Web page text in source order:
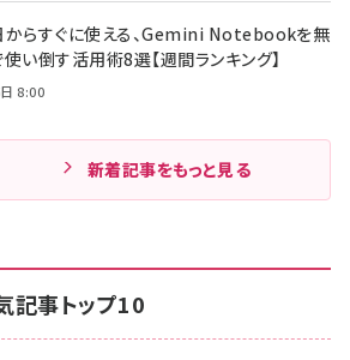
からすぐに使える、Gemini Notebookを無
い倒す活用術8選【週間ランキング】
8:00
新着記事をもっと見る
記事トップ10